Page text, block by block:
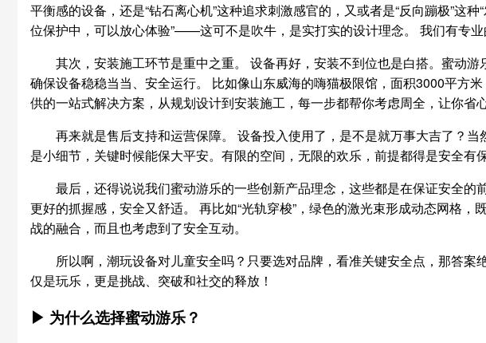
平衡感的设备，还是“钻石离心机”这种追求刺激感官的，又或者是“反向蹦极”这
位保护中，可以放心体验”——这可不是吹牛，是实打实的设计理念。 我们有专
其次，安装施工环节是重中之重。 设备再好，安装不到位也是白搭。蜜动
确保设备稳稳当当、安全运行。 比如像山东威海的嗨猫极限馆，面积3000平方
供的一站式解决方案，从规划设计到安装施工，每一步都帮你考虑周全，让你省心
再来就是售后支持和运营保障。 设备投入使用了，是不是就万事大吉了？
是小细节，关键时候能保大平安。有限的空间，无限的欢乐，前提都得是安全有
最后，还得说说我们蜜动游乐的一些创新产品理念，这些都是在保证安全
更好的抓握感，安全又舒适。 再比如“光轨穿梭”，绿色的激光束形成动态网格
战的融合，而且也考虑到了安全互动。
所以啊，潮玩设备对儿童安全吗？只要选对品牌，看准关键安全点，那答
仅是玩乐，更是挑战、突破和社交的释放！
▶ 为什么选择蜜动游乐？